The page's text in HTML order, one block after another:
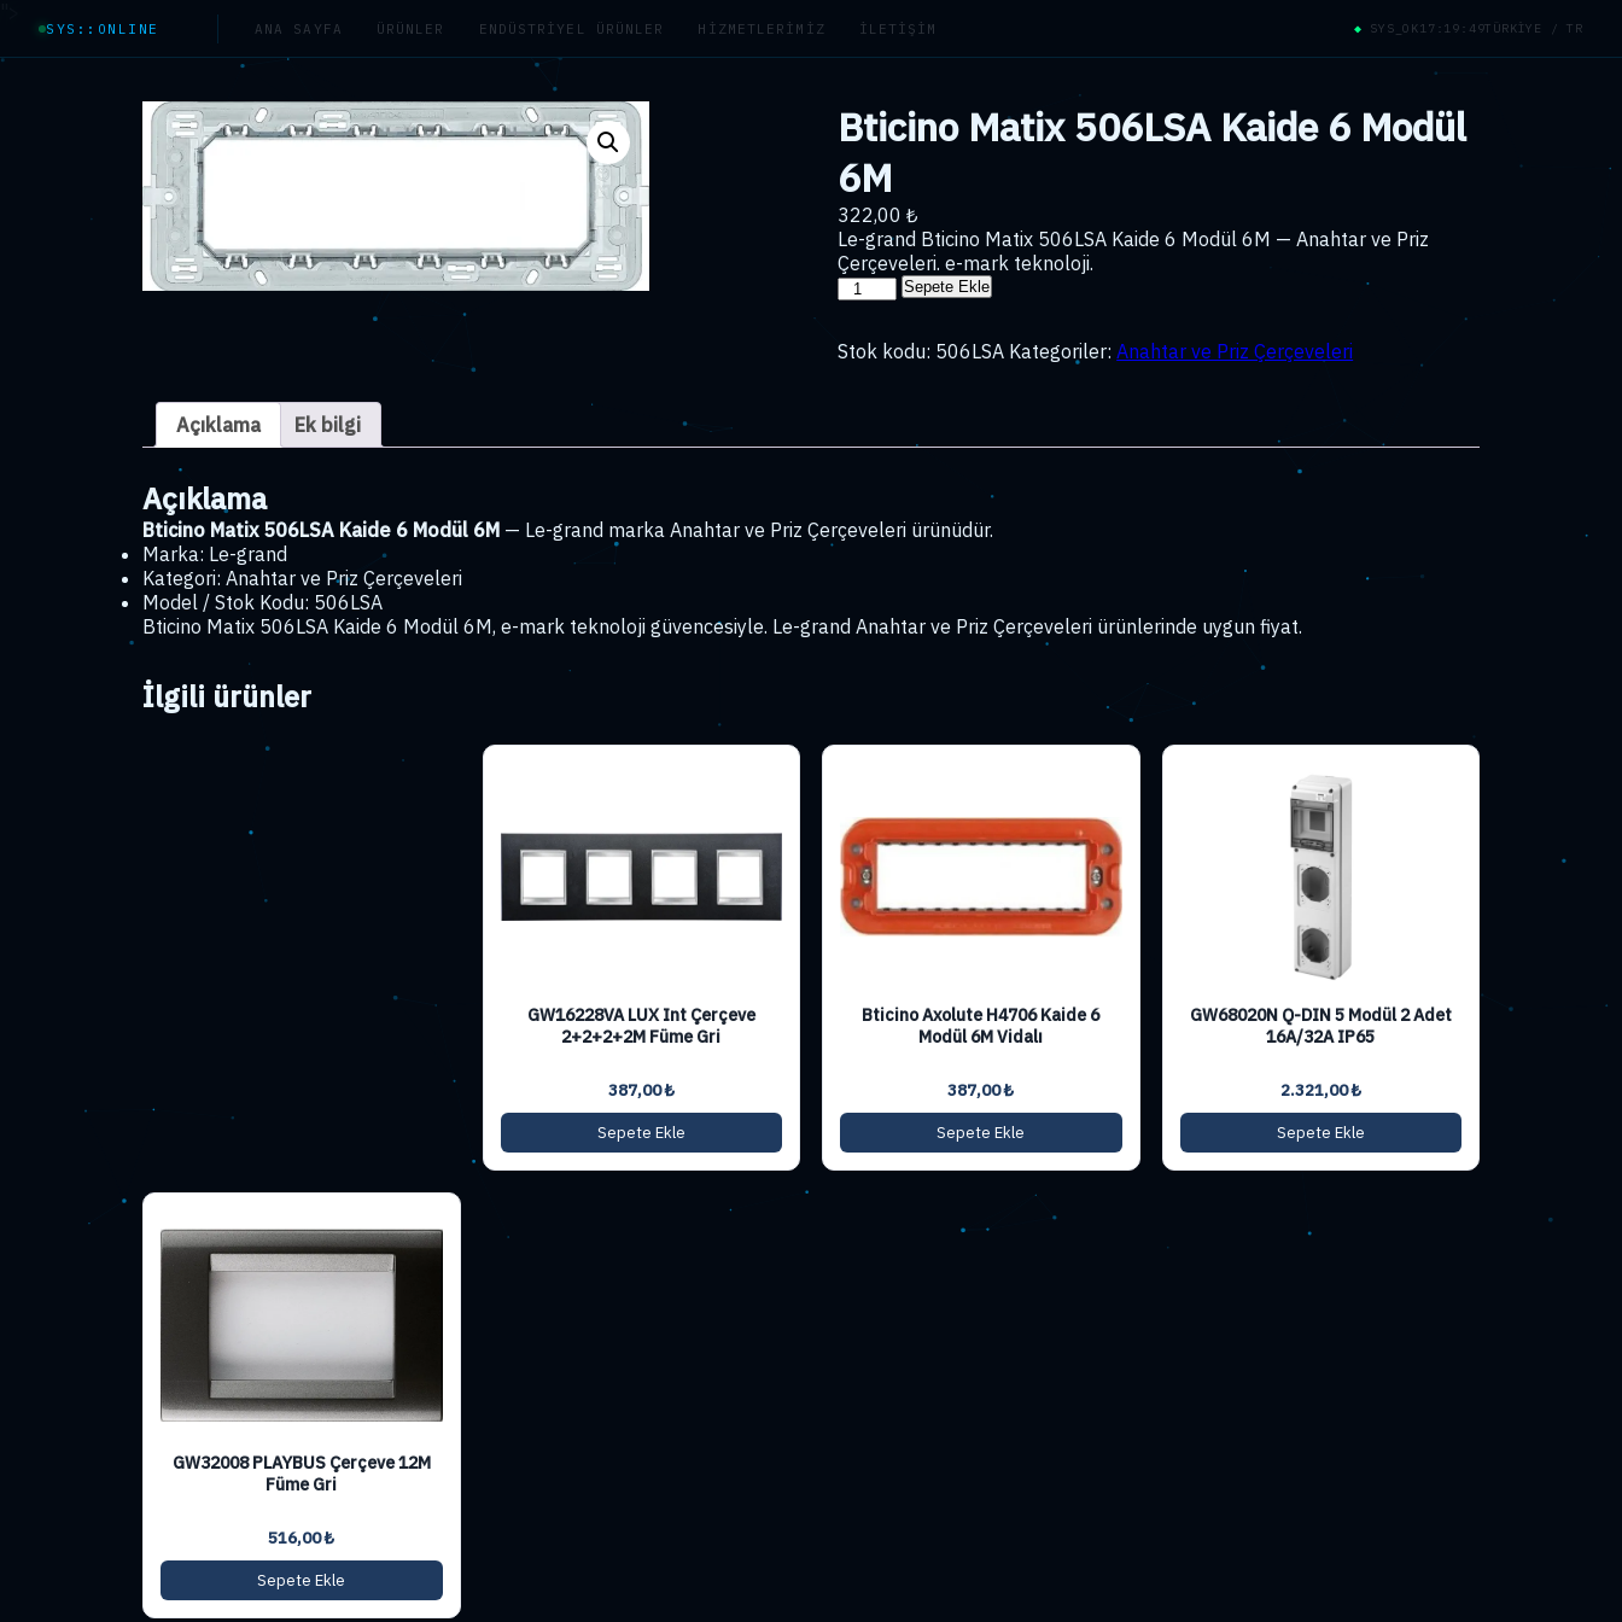
SYS::ONLINE ANA SAYFA ÜRÜNLER ENDÜSTRIYEL ÜRÜNLER HIZMETLERIMIZ İLETIŞIM ◆ SYS_OK17:19:50TÜRKİYE / TR
Bticino Matix 506LSA Kaide 6 Modül
6M
322,00₺
Le-grand Bticino Matix 506LSA Kaide 6 Modül 6M — Anahtar ve Priz
Çerçeveleri. e-mark teknoloji.
Bticino
Kaide
adet
Sepete Ekle
Stok kodu: 506LSA Kategoriler:Anahtar ve Priz Çerçeveleri
Açıklama Ek bilgi
Açıklama
Bticino Matix 506LSA Kaide 6 Modül 6M — Le-grand marka Anahtar ve Priz Çerçeveleri ürünüdür.
Marka: Le-grand
Kategori: Anahtar ve Priz Çerçeveleri
Model / Stok Kodu: 506LSA
Bticino Matix 506LSA Kaide 6 Modül 6M, e-mark teknoloji güvencesiyle. Le-grand Anahtar ve Priz Çerçeveleri ürünlerinde uygun fiyat.
İlgili ürünler
GW16228VA LUX Int Çerçeve
2+2+2+2M Füme Gri
387,00₺
Sepete Ekle
Bticino Axolute H4706 Kaide 6
Modül 6M Vidalı
387,00₺
Sepete Ekle
GW68020N Q-DIN 5 Modül 2 Adet
16A/32A IP65
2.321,00₺
Sepete Ekle
GW32008 PLAYBUS Çerçeve 12M
Füme Gri
516,00₺
Sepete Ekle